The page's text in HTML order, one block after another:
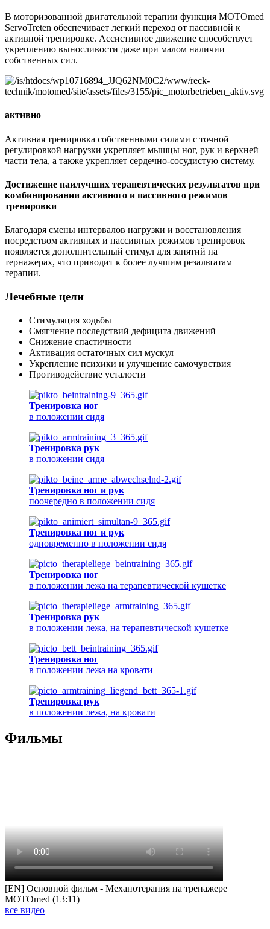
В моторизованной двигательной терапии функция MOTOmed
ServoTreten обеспечивает легкий переход от пассивной к
активной тренировке. Ассистивное движение способствует
укреплению выносливости даже при малом наличии
собственных сил.
активно
Активная тренировка собственными силами с точной
регулировкой нагрузки укрепляет мышцы ног, рук и верхней
части тела, а также укрепляет сердечно-сосудистую систему.
Достижение наилучших терапевтических результатов при
комбинировании активного и пассивного режимов
тренировки
Благодаря смены интервалов нагрузки и восстановления
посредством активных и пассивных режимов тренировок
появляется дополнительный стимул для занятий на
тернажерах, что приводит к более лучшим резальтатам
терапии.
Лечебные цели
Стимуляция ходьбы
Смягчение последствий дефицита движений
Снижение спастичности
Активация остаточных сил мускул
Укрепление психики и улучшение самочувствия
Противодействие усталости
Тренировка ног
в положении сидя
Тренировка рук
в положении сидя
Тренировка ног и рук
поочередно в положении сидя
Тренировка ног и рук
одновременно в положении сидя
Тренировка ног
в положении лежа на терапевтической кушетке
Тренировка рук
в положении лежа, на терапевтической кушетке
Тренировка ног
в положении лежа на кровати
Тренировка рук
в положении лежа, на кровати
Фильмы
[EN] Основной фильм - Механотерапия на тренажере
MOTOmed (13:11)
все видео